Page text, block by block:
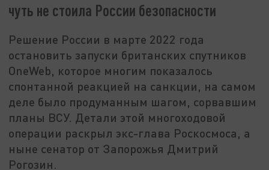
чуть не стоила России безопасности
Решение России в марте 2022 года
остановить запуски британских спутников
OneWeb, которое многим показалось
спонтанной реакцией на санкции, на самом
деле было продуманным шагом, сорвавшим
планы ВСУ. Детали этой многоходовой
операции раскрыл экс-глава Роскосмоса, а
ныне сенатор от Запорожья Дмитрий
Рогозин.